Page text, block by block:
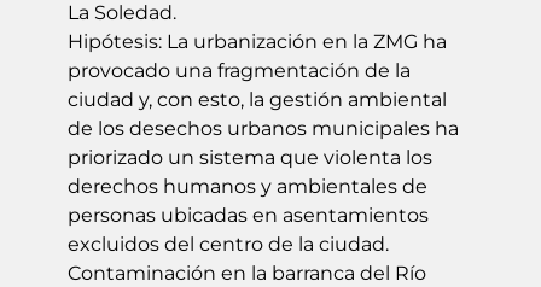
La Soledad.
Hipótesis: La urbanización en la ZMG ha
provocado una fragmentación de la
ciudad y, con esto, la gestión ambiental
de los desechos urbanos municipales ha
priorizado un sistema que violenta los
derechos humanos y ambientales de
personas ubicadas en asentamientos
excluidos del centro de la ciudad.
Contaminación en la barranca del Río